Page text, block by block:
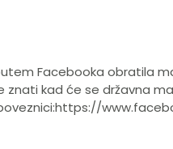
Facebooka obratila
znati kad će se državna